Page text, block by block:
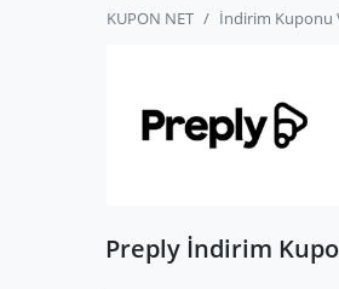
KUPON NET İndirim Kuponu
Preply İndirim